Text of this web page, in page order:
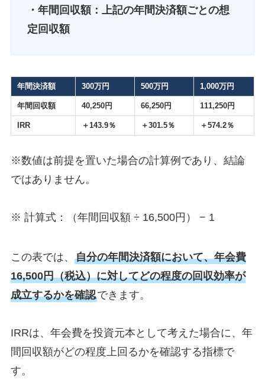
・年間回収額：上記の年間決済額ごとの想
定回収額
年間決済額 300万円 500万円 1,000万円
年間回収額 40,250円 66,250円 111,250円
IRR ＋143.9％ ＋301.5％ ＋574.2％
※数値は前提を置いた場合の計算例であり、結論
ではありません。
※ 計算式：（年間回収額 ÷ 16,500円） − 1
この表では、 自分の年間決済額において、年会費
16,500円（税込）に対してどの程度の回収効率が
成立するかを確認できます。
IRRは、年会費を投資元本として考えた場合に、年
間回収額がどの程度上回るかを確認する指標で
す。